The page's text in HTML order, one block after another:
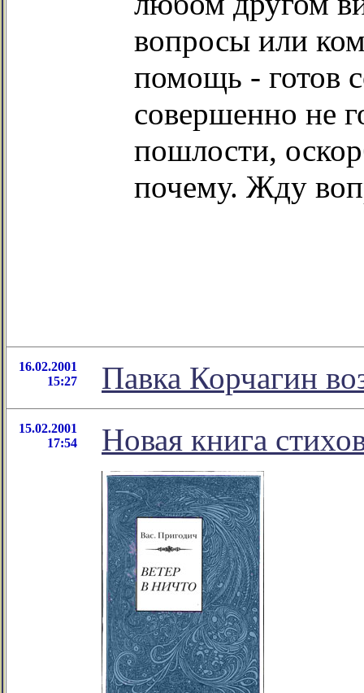
вопросы или
помощь - готов
совершенно не
пошлости,
почему. Жду
16.02.2001
15:27
Павка Корчагин
15.02.2001
17:54
Новая книга